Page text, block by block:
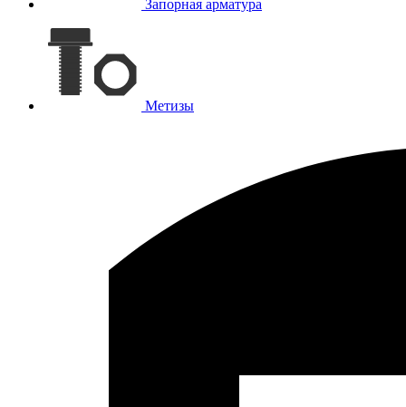
Запорная арматура
Метизы